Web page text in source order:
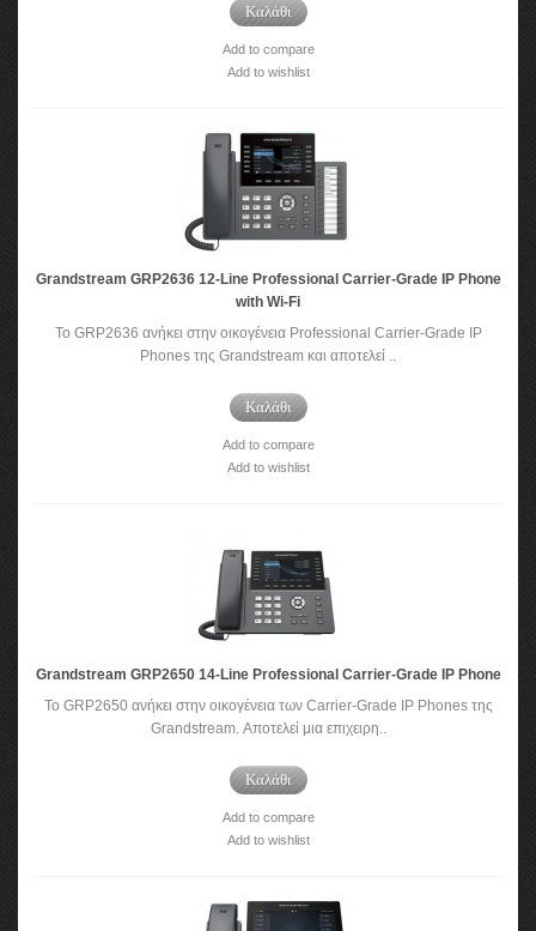
Καλάθι
Add to compare
Add to wishlist
Grandstream GRP2636 12-Line Professional Carrier-Grade IP Phone
with Wi-Fi
Το GRP2636 ανήκει στην οικογένεια Professional Carrier-Grade IP
Phones της Grandstream και αποτελεί ..
Καλάθι
Add to compare
Add to wishlist
Grandstream GRP2650 14-Line Professional Carrier-Grade IP Phone
Το GRP2650 ανήκει στην οικογένεια των Carrier-Grade IP Phones της
Grandstream. Αποτελεί μια επιχειρη..
Καλάθι
Add to compare
Add to wishlist